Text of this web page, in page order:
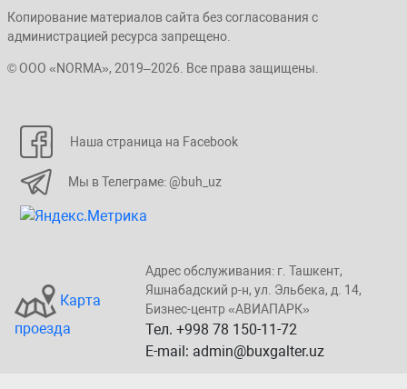
Копирование материалов сайта без согласования с
администрацией ресурса запрещено.
© ООО «NORMA», 2019–2026. Все права защищены.
Наша страница на Facebook
Мы в Телеграме: @buh_uz
Карта
проезда
Адрес обслуживания: г. Taшкент,
Яшнaбaдский p-н, yл. Эльбeка, д. 14,
Бизнеc-центp «ABИАПAPК»
Тел. +998 78 150-11-72
E-mail: admin@buxgalter.uz